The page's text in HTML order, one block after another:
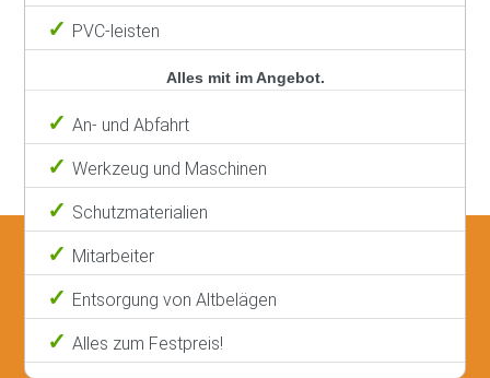
PVC-leisten
Alles mit im Angebot.
An- und Abfahrt
Werkzeug und Maschinen
Schutzmaterialien
Mitarbeiter
Entsorgung von Altbelägen
Alles zum Festpreis!